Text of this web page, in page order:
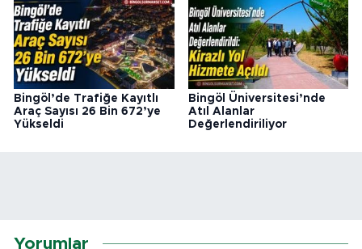
Bingöl’de Trafiğe Kayıtlı
Araç Sayısı 26 Bin 672’ye
Yükseldi
Bingöl Üniversitesi’nde
Atıl Alanlar
Değerlendiriliyor
Yorumlar